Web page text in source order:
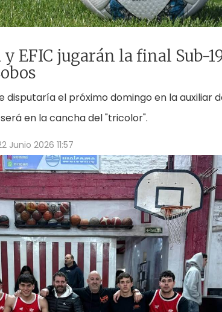
EFIC jugarán la final Sub-
disputaría el próximo domingo en la auxiliar
en la cancha del "tricolor".
Junio 2026 11:57